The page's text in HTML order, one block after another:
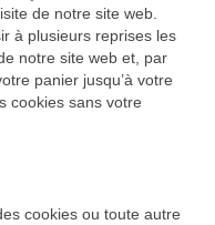
de notre site web.
à plusieurs reprises les
notre site web et, par
panier jusqu’à votre
cookies sans votre
cookies ou toute autre